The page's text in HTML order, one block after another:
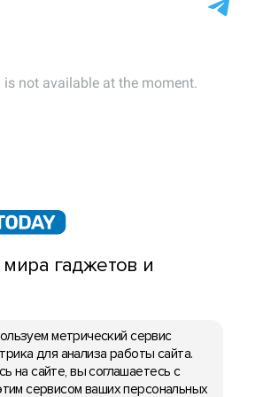
гаджетов и
\ mobiltelefon.ru. Все права
метрический сервис
для анализа работы сайта.
на сайте, вы соглашаетесь с
сервисом ваших персональных